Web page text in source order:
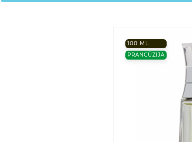
100 ML
PRANCŪZIJA